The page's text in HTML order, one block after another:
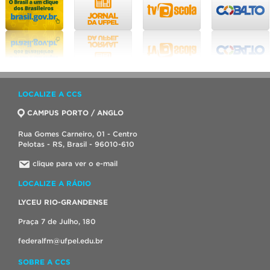
LOCALIZE A CCS
CAMPUS PORTO / ANGLO
Rua Gomes Carneiro, 01 - Centro
Pelotas - RS, Brasil - 96010-610
clique para ver o e-mail
LOCALIZE A RÁDIO
LYCEU RIO-GRANDENSE
Praça 7 de Julho, 180
federalfm@ufpel.edu.br
SOBRE A CCS